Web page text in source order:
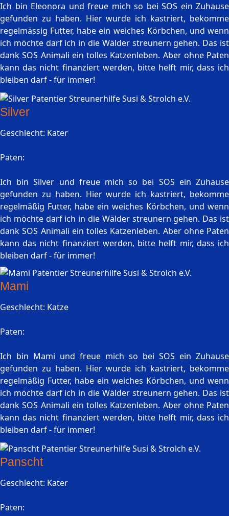
Ich bin Eleonora und freue mich so bei SOS ein Zuhause
gefunden zu haben. Hier wurde ich kastriert, bekomme
regelmässig Futter, habe ein weiches Körbchen, und wenn
ich möchte darf ich in die Wälder streunern gehen. Das ist
dank SOS Animali ein tolles Katzenleben. Aber ohne Paten
kann das nicht finanziert werden, bitte helft mir, dass ich
bleiben darf - für immer!
Silver
Geschlecht: Kater
Paten:
Ich bin Silver und freue mich so bei SOS ein Zuhause
gefunden zu haben. Hier wurde ich kastriert, bekomme
regelmäßig Futter, habe ein weiches Körbchen, und wenn
ich möchte darf ich in die Wälder streunern gehen. Das ist
dank SOS Animali ein tolles Katzenleben. Aber ohne Paten
kann das nicht finanziert werden, bitte helft mir, dass ich
bleiben darf - für immer!
Mami
Geschlecht: Katze
Paten:
Ich bin Mami und freue mich so bei SOS ein Zuhause
gefunden zu haben. Hier wurde ich kastriert, bekomme
regelmäßig Futter, habe ein weiches Körbchen, und wenn
ich möchte darf ich in die Wälder streunern gehen. Das ist
dank SOS Animali ein tolles Katzenleben. Aber ohne Paten
kann das nicht finanziert werden, bitte helft mir, dass ich
bleiben darf - für immer!
Panscht
Geschlecht: Kater
Paten: